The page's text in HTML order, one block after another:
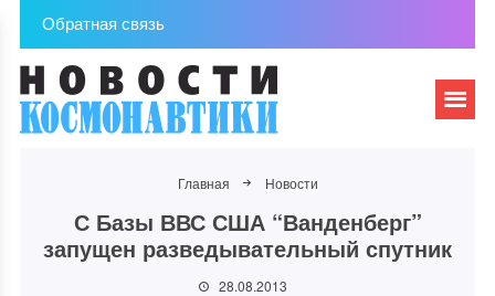
Обратная связь
Главная Новости
С Базы ВВС США “Ванденберг”
запущен разведывательный спутник
28.08.2013